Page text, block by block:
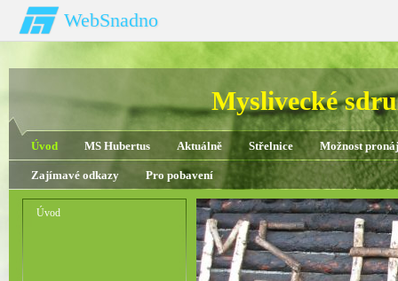
WebSnadno
Myslivecké
Úvod MS Hubertus Aktuálně Střelnice Možnost
Zajímavé odkazy Pro pobavení
Úvod